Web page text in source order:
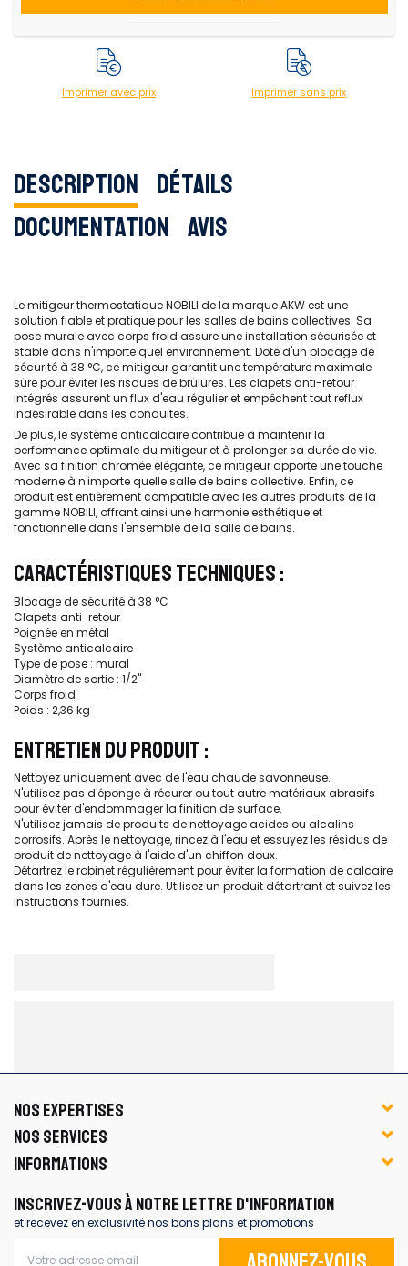
Imprimer avec prix Imprimer sans prix
Description Détails
Documentation Avis
Le mitigeur thermostatique NOBILI de la marque AKW est une
solution fiable et pratique pour les salles de bains collectives. Sa
pose murale avec corps froid assure une installation sécurisée et
stable dans n'importe quel environnement. Doté d'un blocage de
sécurité à 38 °C, ce mitigeur garantit une température maximale
sûre pour éviter les risques de brûlures. Les clapets anti-retour
intégrés assurent un flux d'eau régulier et empêchent tout reflux
indésirable dans les conduites.
De plus, le système anticalcaire contribue à maintenir la
performance optimale du mitigeur et à prolonger sa durée de vie.
Avec sa finition chromée élégante, ce mitigeur apporte une touche
moderne à n'importe quelle salle de bains collective. Enfin, ce
produit est entièrement compatible avec les autres produits de la
gamme NOBILI, offrant ainsi une harmonie esthétique et
fonctionnelle dans l'ensemble de la salle de bains.
CARACTÉRISTIQUES TECHNIQUES :
Blocage de sécurité à 38 °C
Clapets anti-retour
Poignée en métal
Système anticalcaire
Type de pose : mural
Diamètre de sortie : 1/2''
Corps froid
Poids : 2,36 kg
ENTRETIEN DU PRODUIT :
Nettoyez uniquement avec de l'eau chaude savonneuse.
N'utilisez pas d'éponge à récurer ou tout autre matériaux abrasifs
pour éviter d'endommager la finition de surface.
N'utilisez jamais de produits de nettoyage acides ou alcalins
corrosifs. Après le nettoyage, rincez à l'eau et essuyez les résidus de
produit de nettoyage à l'aide d'un chiffon doux.
Détartrez le robinet régulièrement pour éviter la formation de calcaire
dans les zones d'eau dure. Utilisez un produit détartrant et suivez les
instructions fournies.
NOS EXPERTISES
NOS SERVICES
INFORMATIONS
INSCRIVEZ-VOUS À NOTRE LETTRE D'INFORMATION
et recevez en exclusivité nos bons plans et promotions